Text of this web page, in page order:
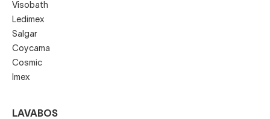
Visobath
Ledimex
Salgar
Coycama
Cosmic
Imex
LAVABOS